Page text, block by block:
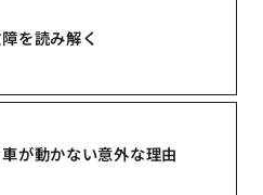
を読み解く
が動かない意外な理由